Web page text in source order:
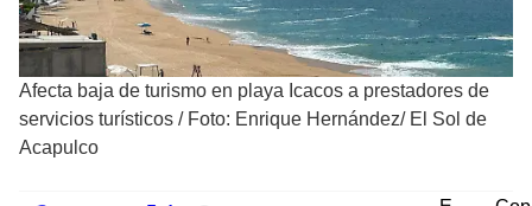
Afecta baja de turismo en playa Icacos a prestadores de
servicios turísticos / Foto: Enrique Hernández/ El Sol de
Acapulco